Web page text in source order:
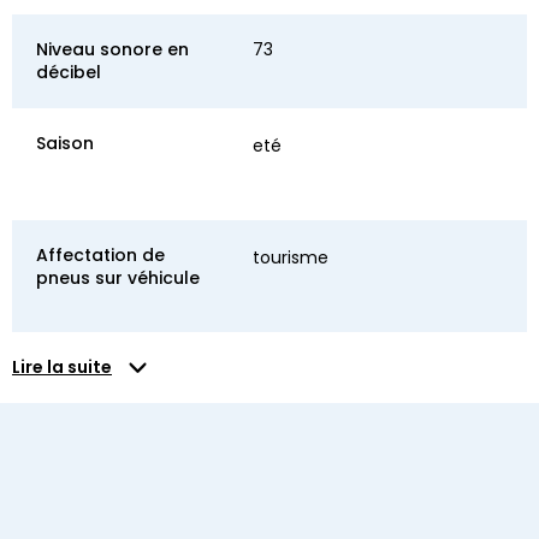
Niveau sonore en
décibel
73
Saison eté
Affectation de
pneus sur véhicule
tourisme
Lire la suite